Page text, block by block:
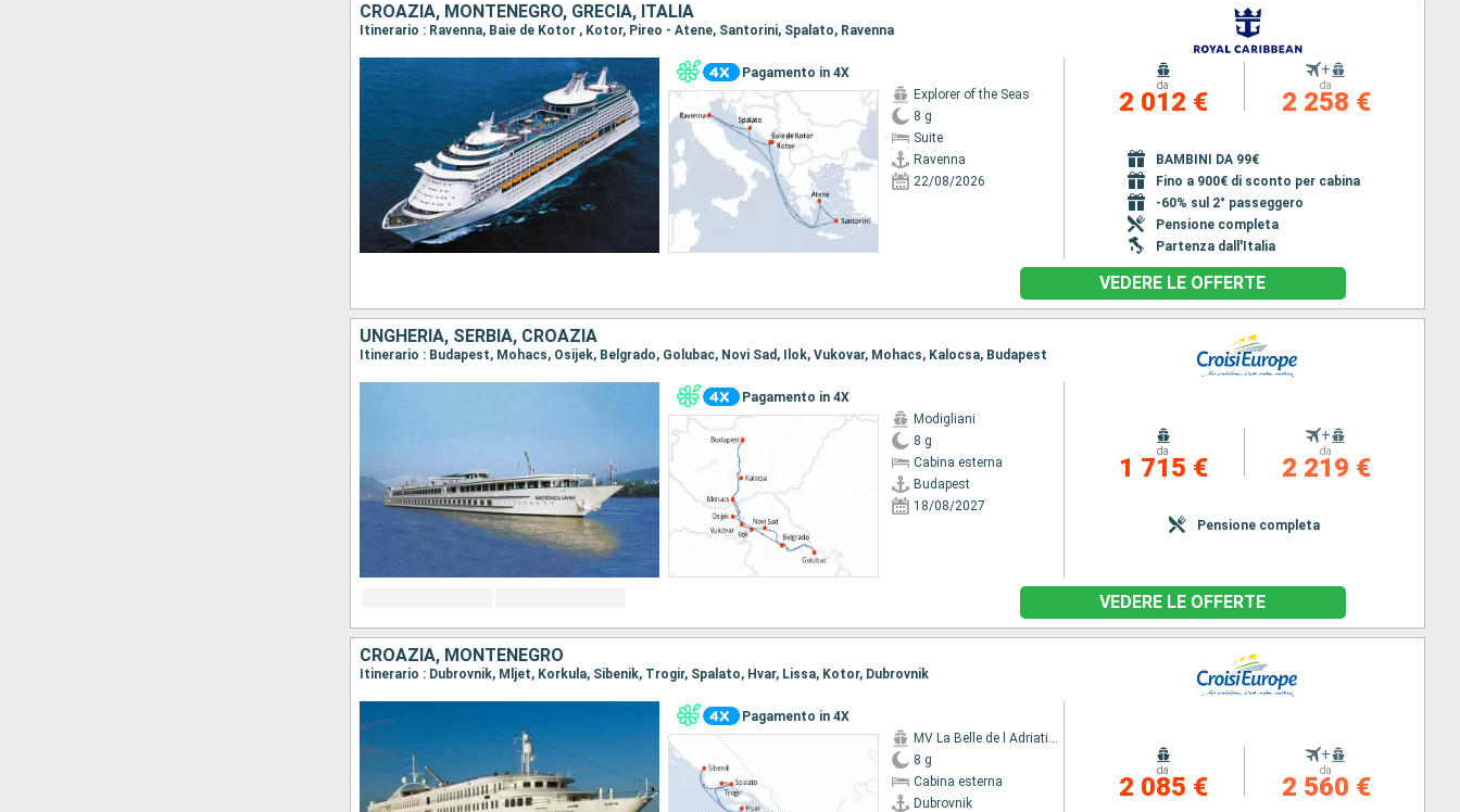
CROAZIA, MONTENEGRO, GRECIA, ITALIA
Itinerario : Ravenna, Baie de Kotor , Kotor, Pireo - Atene, Santorini, Spalato, Ravenna
Pagamento in 4X
Explorer of the Seas
8 g
Suite
Ravenna
22/08/2026
da
2 012 €
+
da
2 258 €
BAMBINI DA 99€
Fino a 900€ di sconto per cabina
-60% sul 2° passeggero
Pensione completa
Partenza dall'Italia
VEDERE LE OFFERTE
UNGHERIA, SERBIA, CROAZIA
Itinerario : Budapest, Mohacs, Osijek, Belgrado, Golubac, Novi Sad, Ilok, Vukovar, Mohacs, Kalocsa, Budapest
Pagamento in 4X
Modigliani
8 g
Cabina esterna
Budapest
18/08/2027
da
1 715 €
+
da
2 219 €
Pensione completa
VEDERE LE OFFERTE
CROAZIA, MONTENEGRO
Itinerario : Dubrovnik, Mljet, Korkula, Sibenik, Trogir, Spalato, Hvar, Lissa, Kotor, Dubrovnik
Pagamento in 4X
MV La Belle de l Adriatique
8 g
Cabina esterna
Dubrovnik
da
2 085 €
+
da
2 560 €